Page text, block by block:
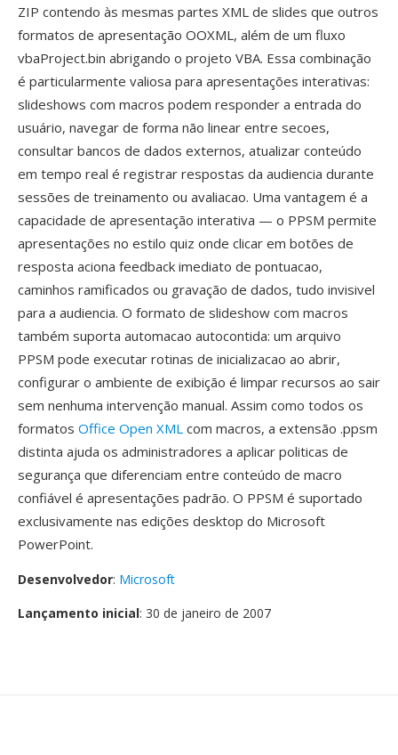
ZIP contendo às mesmas partes XML de slides que outros
formatos de apresentação OOXML, além de um fluxo
vbaProject.bin abrigando o projeto VBA. Essa combinação
é particularmente valiosa para apresentações interativas:
slideshows com macros podem responder a entrada do
usuário, navegar de forma não linear entre secoes,
consultar bancos de dados externos, atualizar conteúdo
em tempo real é registrar respostas da audiencia durante
sessões de treinamento ou avaliacao. Uma vantagem é a
capacidade de apresentação interativa — o PPSM permite
apresentações no estilo quiz onde clicar em botões de
resposta aciona feedback imediato de pontuacao,
caminhos ramificados ou gravação de dados, tudo invisivel
para a audiencia. O formato de slideshow com macros
também suporta automacao autocontida: um arquivo
PPSM pode executar rotinas de inicializacao ao abrir,
configurar o ambiente de exibição é limpar recursos ao sair
sem nenhuma intervenção manual. Assim como todos os
formatos Office Open XML com macros, a extensão .ppsm
distinta ajuda os administradores a aplicar politicas de
segurança que diferenciam entre conteúdo de macro
confiável é apresentações padrão. O PPSM é suportado
exclusivamente nas edições desktop do Microsoft
PowerPoint.
Desenvolvedor: Microsoft
Lançamento inicial: 30 de janeiro de 2007